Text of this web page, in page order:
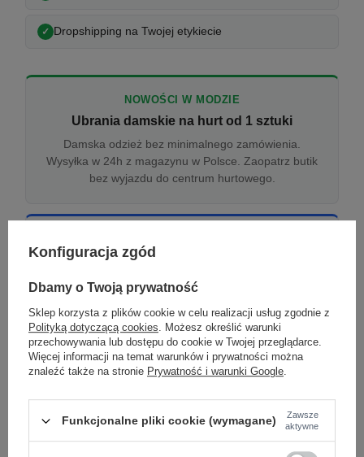
Dropshipping na Twojej etykiecie
NOWOŚCI W MODZIE
Ubrania damskie na hurt od 1 sztuki
Damska odzież bez minimalnego zamówienia.
Wysyłka w 24h z magazynu w Polsce. Zaopatrz butik
bez wyjazdu do centrum hurtowego.
Odzież damska hurtowo online
Internetowa hurtownia damska z plikiem XML/CSV.
Aktualizacja stanów co godzinę.
DROPSHIPPING
Damskie ubrania w dropshippingu
Hurt odzieży damskiej z wysyłką na etykiecie Twojego
sklepu w całej UE. Zero magazynu, zero
Konfiguracja zgód
Dbamy o Twoją prywatność
Sklep korzysta z plików cookie w celu realizacji usług zgodnie z
Polityką dotyczącą cookies. Możesz określić warunki
przechowywania lub dostępu do cookie w Twojej przeglądarce.
Więcej informacji na temat warunków i prywatności można
znaleźć także na stronie Prywatność i warunki Google.
Funkcjonalne pliki cookie (wymagane)
Zawsze
aktywne